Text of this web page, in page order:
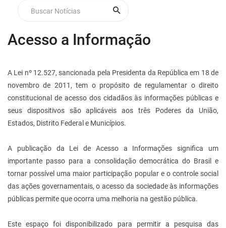
Acesso a Informação
A Lei nº 12.527, sancionada pela Presidenta da República em 18 de
novembro de 2011, tem o propósito de regulamentar o direito
constitucional de acesso dos cidadãos às informações públicas e
seus dispositivos são aplicáveis aos três Poderes da União,
Estados, Distrito Federal e Municípios.
A publicação da Lei de Acesso a Informações significa um
importante passo para a consolidação democrática do Brasil e
tornar possível uma maior participação popular e o controle social
das ações governamentais, o acesso da sociedade às informações
públicas permite que ocorra uma melhoria na gestão pública.
Este espaço foi disponibilizado para permitir a pesquisa das